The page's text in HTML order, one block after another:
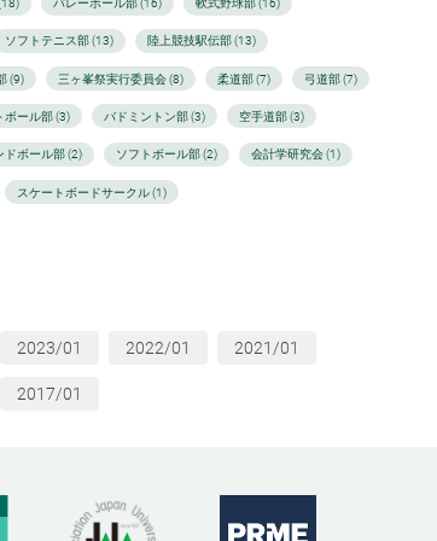
バレーボール部 (16) 軟式野球部 (16)
ソフトテニス部 (13) 陸上競技駅伝部 (13)
(9) 三ヶ峯祭実行委員会 (8) 柔道部 (7) 弓道部 (7)
ボール部 (3) バドミントン部 (3) 空手道部 (3)
ドボール部 (2) ソフトボール部 (2) 会計学研究会 (1)
スケートボードサークル (1)
2023/01 2022/01 2021/01
2017/01